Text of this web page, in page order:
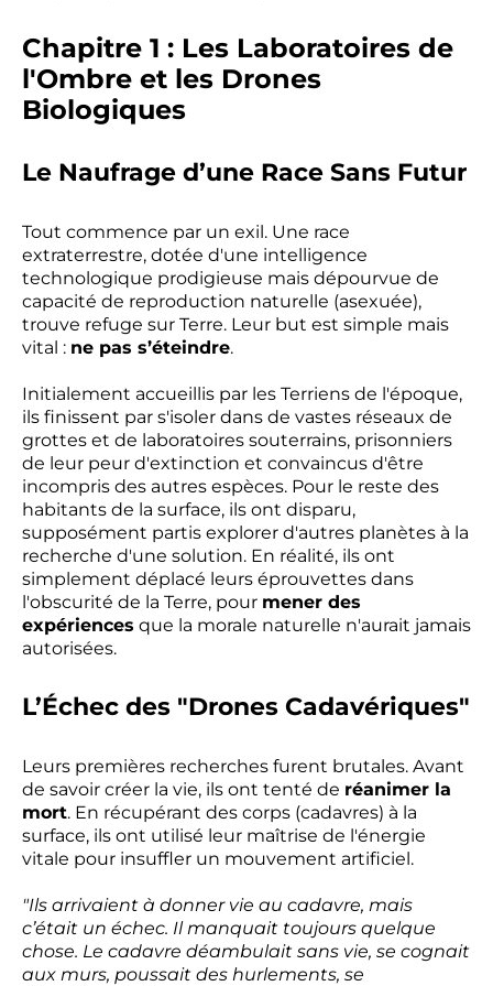
Chapitre 1 : Les Laboratoires de
l'Ombre et les Drones
Biologiques
Le Naufrage d’une Race Sans Futur
Tout commence par un exil. Une race
extraterrestre, dotée d'une intelligence
technologique prodigieuse mais dépourvue de
capacité de reproduction naturelle (asexuée),
trouve refuge sur Terre. Leur but est simple mais
vital : ne pas s’éteindre.
Initialement accueillis par les Terriens de l'époque,
ils finissent par s'isoler dans de vastes réseaux de
grottes et de laboratoires souterrains, prisonniers
de leur peur d'extinction et convaincus d'être
incompris des autres espèces. Pour le reste des
habitants de la surface, ils ont disparu,
supposément partis explorer d'autres planètes à la
recherche d'une solution. En réalité, ils ont
simplement déplacé leurs éprouvettes dans
l'obscurité de la Terre, pour mener des
expériences que la morale naturelle n'aurait jamais
autorisées.
L’Échec des "Drones Cadavériques"
Leurs premières recherches furent brutales. Avant
de savoir créer la vie, ils ont tenté de réanimer la
mort. En récupérant des corps (cadavres) à la
surface, ils ont utilisé leur maîtrise de l'énergie
vitale pour insuffler un mouvement artificiel.
"Ils arrivaient à donner vie au cadavre, mais
c’était un échec. Il manquait toujours quelque
chose. Le cadavre déambulait sans vie, se cognait
aux murs, poussait des hurlements, se